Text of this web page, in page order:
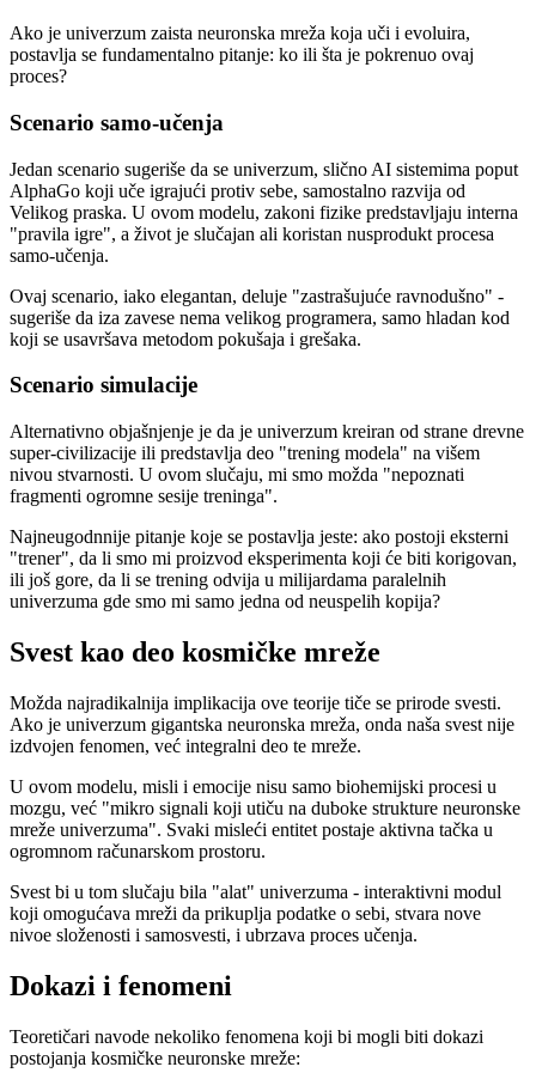
Ako je univerzum zaista neuronska mreža koja uči i evoluira,
postavlja se fundamentalno pitanje: ko ili šta je pokrenuo ovaj
proces?
Scenario samo-učenja
Jedan scenario sugeriše da se univerzum, slično AI sistemima poput
AlphaGo koji uče igrajući protiv sebe, samostalno razvija od
Velikog praska. U ovom modelu, zakoni fizike predstavljaju interna
"pravila igre", a život je slučajan ali koristan nusprodukt procesa
samo-učenja.
Ovaj scenario, iako elegantan, deluje "zastrašujuće ravnodušno" -
sugeriše da iza zavese nema velikog programera, samo hladan kod
koji se usavršava metodom pokušaja i grešaka.
Scenario simulacije
Alternativno objašnjenje je da je univerzum kreiran od strane drevne
super-civilizacije ili predstavlja deo "trening modela" na višem
nivou stvarnosti. U ovom slučaju, mi smo možda "nepoznati
fragmenti ogromne sesije treninga".
Najneugodnnije pitanje koje se postavlja jeste: ako postoji eksterni
"trener", da li smo mi proizvod eksperimenta koji će biti korigovan,
ili još gore, da li se trening odvija u milijardama paralelnih
univerzuma gde smo mi samo jedna od neuspelih kopija?
Svest kao deo kosmičke mreže
Možda najradikalnija implikacija ove teorije tiče se prirode svesti.
Ako je univerzum gigantska neuronska mreža, onda naša svest nije
izdvojen fenomen, već integralni deo te mreže.
U ovom modelu, misli i emocije nisu samo biohemijski procesi u
mozgu, već "mikro signali koji utiču na duboke strukture neuronske
mreže univerzuma". Svaki misleći entitet postaje aktivna tačka u
ogromnom računarskom prostoru.
Svest bi u tom slučaju bila "alat" univerzuma - interaktivni modul
koji omogućava mreži da prikuplja podatke o sebi, stvara nove
nivoe složenosti i samosvesti, i ubrzava proces učenja.
Dokazi i fenomeni
Teoretičari navode nekoliko fenomena koji bi mogli biti dokazi
postojanja kosmičke neuronske mreže: